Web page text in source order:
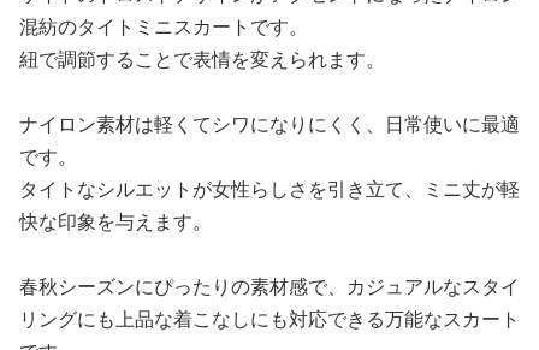
混紡のタイトミニスカートです。
紐で調節することで表情を変えられます。
ナイロン素材は軽くてシワになりにくく、日常使いに最適
です。
タイトなシルエットが女性らしさを引き立て、ミニ丈が軽
快な印象を与えます。
春秋シーズンにぴったりの素材感で、カジュアルなスタイ
リングにも上品な着こなしにも対応できる万能なスカート